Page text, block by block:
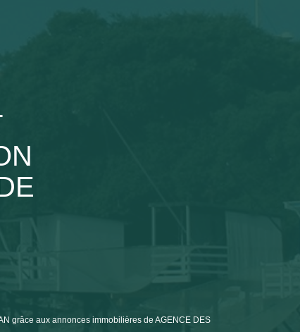
grâce aux annonces immobilières de AGENCE DES